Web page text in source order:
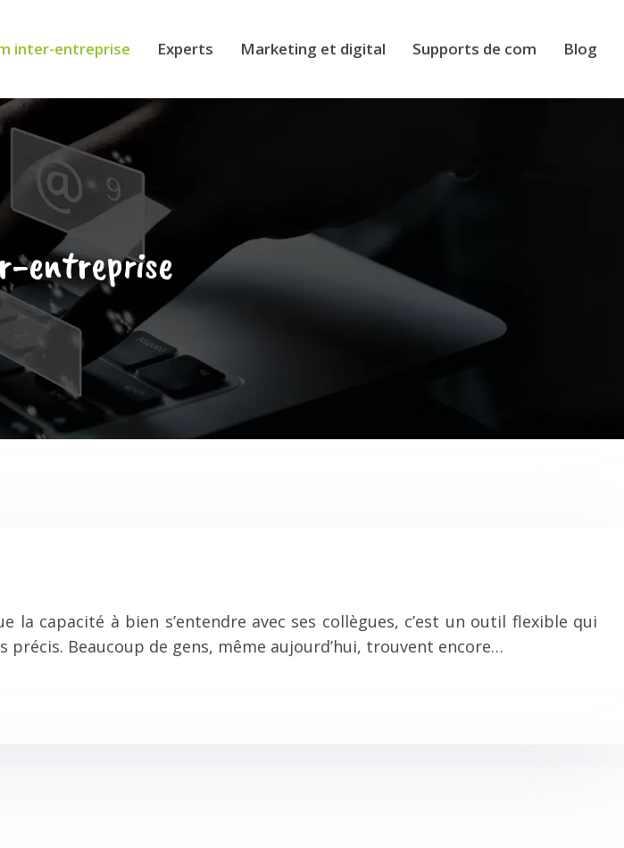
inter-entreprise Experts Marketing et digital Supports de com Blog
entreprise
capacité à bien s’entendre avec ses collègues, c’est un outil flexible qui
Beaucoup de gens, même aujourd’hui, trouvent encore…